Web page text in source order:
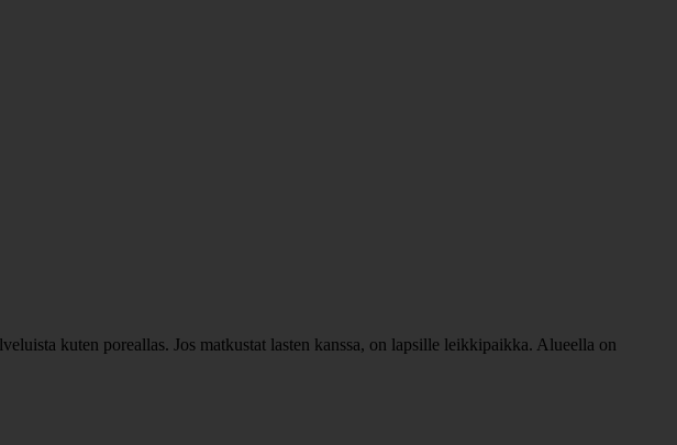
kuten poreallas. Jos matkustat lasten kanssa, on lapsille leikkipaikka. Alueella on